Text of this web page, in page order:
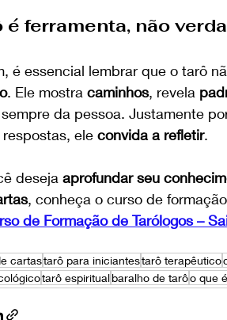
é ferramenta, não
é essencial lembrar que o tarô
. Ele mostra caminhos, revela
da pessoa. Justamente
ele convida a refletir.
deseja aprofundar seu
, conheça o curso de
de Formação de Tarólogos –
cartastarô para iniciantestarô terapêutico
tarô espiritualbaralho de tarôo que